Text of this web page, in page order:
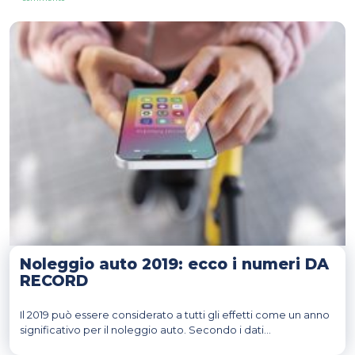
di
mobilità
green
Noleggio auto 2019: ecco i numeri DA
RECORD
Il 2019 può essere considerato a tutti gli effetti come un anno
significativo per il noleggio auto. Secondo i dati...